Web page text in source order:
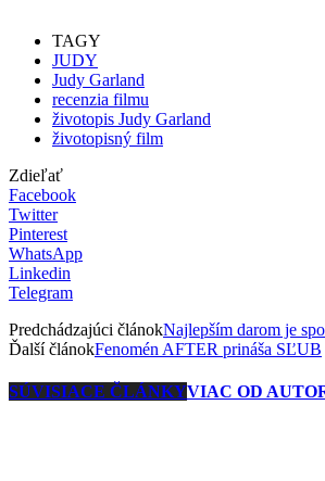
TAGY
JUDY
Judy Garland
recenzia filmu
životopis Judy Garland
životopisný film
Zdieľať
Facebook
Twitter
Pinterest
WhatsApp
Linkedin
Telegram
Predchádzajúci článokNajlepším darom je
Ďalší článokFenomén AFTER prináša SĽUB
SÚVISIACE ČLÁNKYVIAC OD